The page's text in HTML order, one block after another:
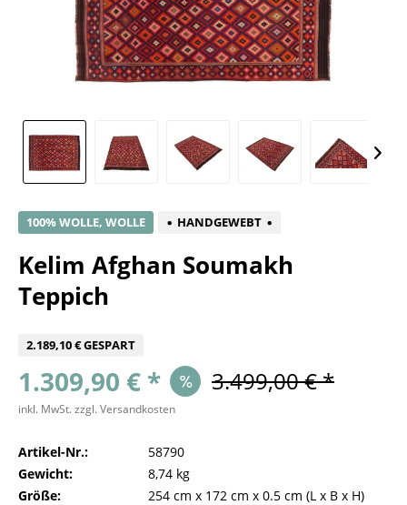
100% WOLLE, WOLLE HANDGEWEBT
Kelim Afghan Soumakh
Teppich
2.189,10 € GESPART
1.309,90 € * 3.499,00 € *
inkl. MwSt.zzgl. Versandkosten
Artikel-Nr.:
58790
Gewicht:
8,74 kg
Größe:
254 cm x 172 cm x 0.5 cm (L x B x H)